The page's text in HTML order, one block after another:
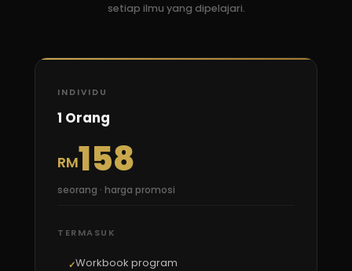
setiap ilmu yang dipelajari.
INDIVIDU
1 Orang
RM158
seorang · harga promosi
TERMASUK
Workbook program